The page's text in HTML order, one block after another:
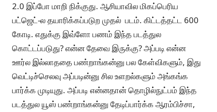
2.0 இப்போ மாறி நிக்குது. ஆசியாவில மிகப்பெரிய
பட்ஜெட்-ல தயாரிக்கப்படுற முதல் படம். கிட்டத்தட்ட 600
கோடி. எதுக்கு இவ்ளோ பணம் இந்த படத்துல
கொட்டப்படுது? என்ன தேவை இருக்கு? அப்படி என்ன
ஊர்ல இல்லாததை பண்றாங்கன்னு பல கேள்விகளும், இது
வெட்டிச்செலவு அப்படின்னு சில உளறல்களும் அங்கங்க
பார்க்க முடியுது. அப்படி என்னதான் தொழில்நுட்பம் இந்த
படத்துல யூஸ் பண்றாங்கன்னு தேடிப்பார்க்க ஆரம்பிச்சா,